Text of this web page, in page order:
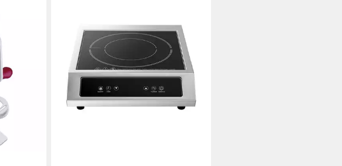
dir
Induktionsplatte 3500W
Edelstahlgehäuse - 11
Leisstungstufen
178,69 €
lieferbar - in 3-4 Werktagen bei dir